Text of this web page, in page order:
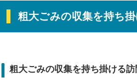
粗大ごみの収集を持ち
粗大ごみの収集を持ち掛ける訪